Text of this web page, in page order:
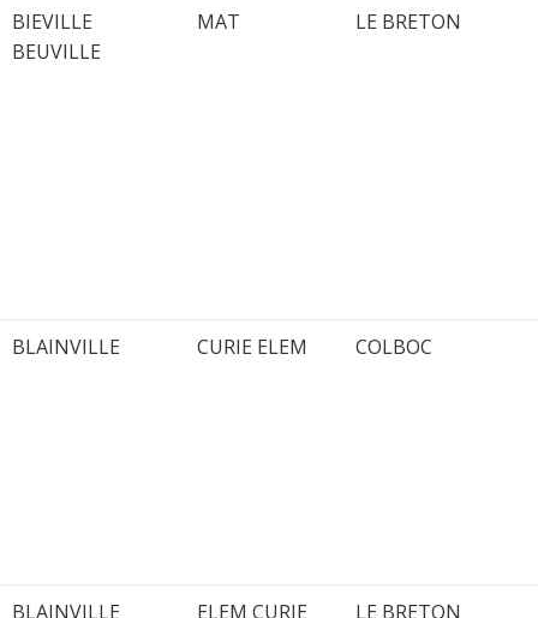
BIEVILLE
BEUVILLE
MAT LE BRETON
BLAINVILLE CURIE ELEM COLBOC
BLAINVILLE ELEM CURIE LE BRETON